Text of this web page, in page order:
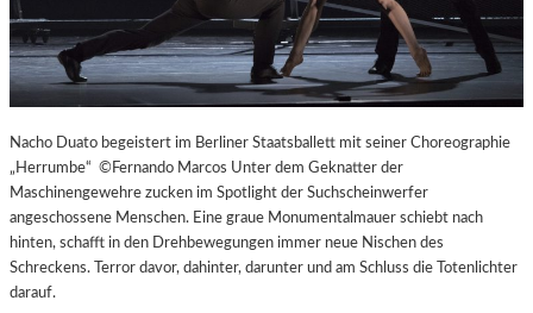
Nacho Duato begeistert im Berliner Staatsballett mit seiner Choreographie
„Herrumbe“ ©Fernando Marcos Unter dem Geknatter der
Maschinengewehre zucken im Spotlight der Suchscheinwerfer
angeschossene Menschen. Eine graue Monumentalmauer schiebt nach
hinten, schafft in den Drehbewegungen immer neue Nischen des
Schreckens. Terror davor, dahinter, darunter und am Schluss die Totenlichter
darauf.